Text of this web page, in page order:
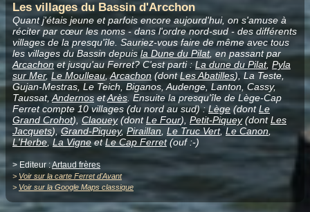
Les villages du Bassin d'Arcchon
Quant j'étais jeune et parfois encore aujourd'hui, on s'amuse à
réciter par cœur les noms - dans l'ordre nord-sud - des différents
villages de la presqu'île. Sauriez-vous faire de même avec tous
les villages du Bassin depuis la Dune du Pilat, en passant par
Arcachonet jusqu'au Ferret? C'est parti : La dune du Pilat, Pyla
sur Mer, Le Moulleau,Arcachon (dontLes Abatilles), La Teste,
Gujan-Mestras, Le Teich, Biganos, Audenge, Lanton, Cassy,
Taussat,Andernos etArès. Ensuite la presqu'île de Lège-Cap
Ferret compte 10 villages (du nord au sud) :Lège (dontLe
Grand Crohot),Claouey(dontLe Four), Petit-Piquey(dontLes
Jacquets), Grand-Piquey,Piraillan, Le Truc Vert, Le Canon,
L'Herbe, La VigneetLe Cap Ferret(ouf :-)
> Editeur :Artaud frères
> Voir sur la carte Ferret d'Avant
> Voir sur la Google Maps classique